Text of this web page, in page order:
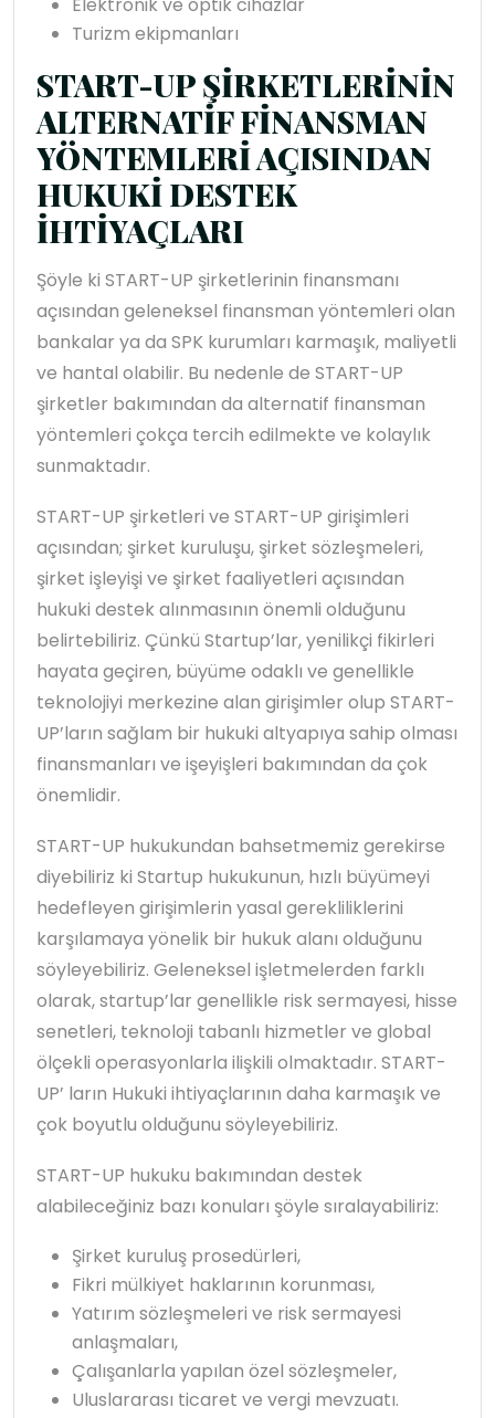
Elektronik ve optik cihazlar
Turizm ekipmanları
START-UP ŞİRKETLERİNİN
ALTERNATİF FİNANSMAN
YÖNTEMLERİ AÇISINDAN
HUKUKİ DESTEK
İHTİYAÇLARI
Şöyle ki START-UP şirketlerinin finansmanı
açısından geleneksel finansman yöntemleri olan
bankalar ya da SPK kurumları karmaşık, maliyetli
ve hantal olabilir. Bu nedenle de START-UP
şirketler bakımından da alternatif finansman
yöntemleri çokça tercih edilmekte ve kolaylık
sunmaktadır.
START-UP şirketleri ve START-UP girişimleri
açısından; şirket kuruluşu, şirket sözleşmeleri,
şirket işleyişi ve şirket faaliyetleri açısından
hukuki destek alınmasının önemli olduğunu
belirtebiliriz. Çünkü Startup’lar, yenilikçi fikirleri
hayata geçiren, büyüme odaklı ve genellikle
teknolojiyi merkezine alan girişimler olup START-
UP’ların sağlam bir hukuki altyapıya sahip olması
finansmanları ve işeyişleri bakımından da çok
önemlidir.
START-UP hukukundan bahsetmemiz gerekirse
diyebiliriz ki Startup hukukunun, hızlı büyümeyi
hedefleyen girişimlerin yasal gerekliliklerini
karşılamaya yönelik bir hukuk alanı olduğunu
söyleyebiliriz. Geleneksel işletmelerden farklı
olarak, startup’lar genellikle risk sermayesi, hisse
senetleri, teknoloji tabanlı hizmetler ve global
ölçekli operasyonlarla ilişkili olmaktadır. START-
UP’ ların Hukuki ihtiyaçlarının daha karmaşık ve
çok boyutlu olduğunu söyleyebiliriz.
START-UP hukuku bakımından destek
alabileceğiniz bazı konuları şöyle sıralayabiliriz:
Şirket kuruluş prosedürleri,
Fikri mülkiyet haklarının korunması,
Yatırım sözleşmeleri ve risk sermayesi
anlaşmaları,
Çalışanlarla yapılan özel sözleşmeler,
Uluslararası ticaret ve vergi mevzuatı.